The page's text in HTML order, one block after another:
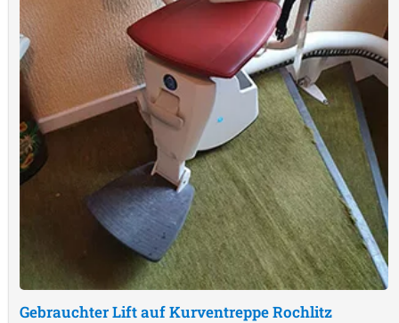
Gebrauchter Lift auf KurventreppeRochlitz